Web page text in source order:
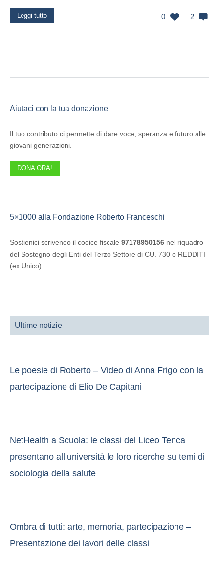
0 2
Leggi tutto
Aiutaci con la tua donazione
Il tuo contributo ci permette di dare voce, speranza e futuro alle
giovani generazioni.
DONA ORA!
5×1000 alla Fondazione Roberto Franceschi
Sostienici scrivendo il codice fiscale 97178950156 nel riquadro
del Sostegno degli Enti del Terzo Settore di CU, 730 o REDDITI
(ex Unico).
Ultime notizie
Le poesie di Roberto – Video di Anna Frigo con la
partecipazione di Elio De Capitani
NetHealth a Scuola: le classi del Liceo Tenca
presentano all’università le loro ricerche su temi di
sociologia della salute
Ombra di tutti: arte, memoria, partecipazione –
Presentazione dei lavori delle classi